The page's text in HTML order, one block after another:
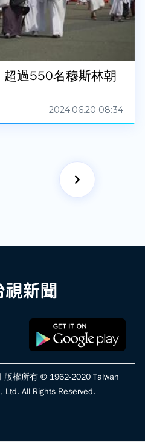
過550名穆斯林朝
2024.06.20 08:34
版權所有 © 1962-2020 Taiwan
Ltd. All Rights Reserved.